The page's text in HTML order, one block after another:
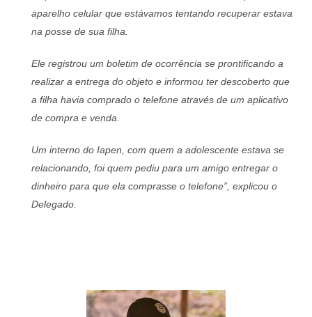
aparelho celular que estávamos tentando recuperar estava
na posse de sua filha.
Ele registrou um boletim de ocorrência se prontificando a
realizar a entrega do objeto e informou ter descoberto que
a filha havia comprado o telefone através de um aplicativo
de compra e venda.
Um interno do Iapen, com quem a adolescente estava se
relacionando, foi quem pediu para um amigo entregar o
dinheiro para que ela comprasse o telefone”, explicou o
Delegado.